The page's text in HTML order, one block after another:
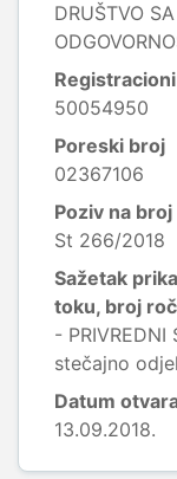
DRUŠTVO
50054950
Poreski broj
02367106
Poziv na broj
St 266/2018
Sažetak
toku, broj
- PRIVREDNI
stečajno
Datum
13.09.2018.